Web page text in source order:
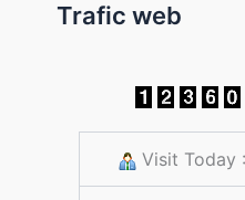
Trafic web
Visit Today